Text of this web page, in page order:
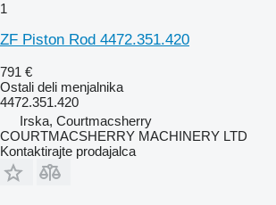
1
ZF Piston Rod 4472.351.420
791 €
Ostali deli menjalnika
4472.351.420
Irska, Courtmacsherry
COURTMACSHERRY MACHINERY LTD
Kontaktirajte prodajalca